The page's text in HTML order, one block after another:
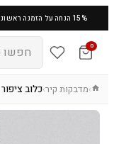
15% הנחה על הזמנה ראשונה
0
›מדבקות קיר›כלוב ציפור